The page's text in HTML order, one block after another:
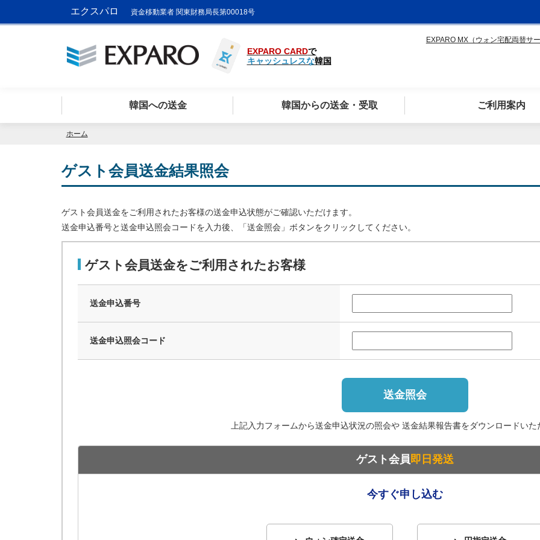
エクスパロ 資金移動業者 関東財務局長第00018号
EXPARO CARDで
キャッシュレスな韓国
EXPARO MX（ウォン宅配両替サー
韓国への送金 韓国からの送金・受取 ご利用案内
ホーム
ゲスト会員送金結果照会
ゲスト会員送金をご利用されたお客様の送金申込状態がご確認いただけます。
送金申込番号と送金申込照会コードを入力後、「送金照会」ボタンをクリックしてください。
ゲスト会員送金をご利用されたお客様
送金申込番号
送金申込照会コード
送金照会
上記入力フォームから送金申込状況の照会や 送金結果報告書をダウンロードいた
ゲスト会員即日発送
今すぐ申し込む